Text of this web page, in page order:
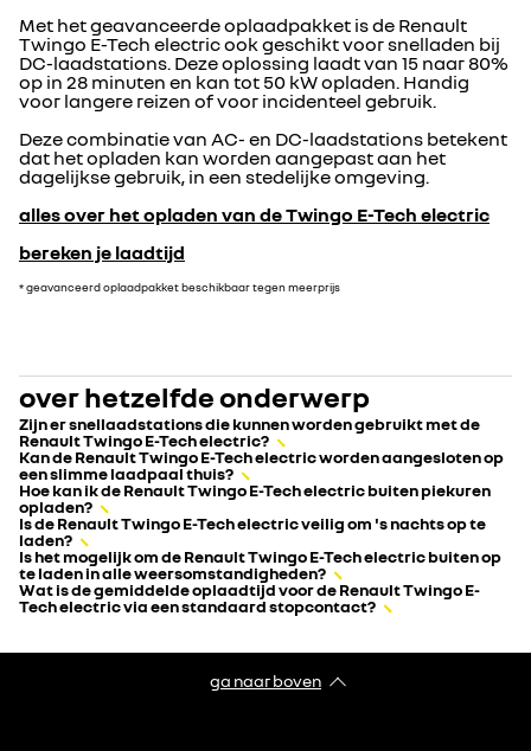
Met het geavanceerde oplaadpakket is de Renault
Twingo E-Tech electric ook geschikt voor snelladen bij
DC-laadstations. Deze oplossing laadt van 15 naar 80%
op in 28 minuten en kan tot 50 kW opladen. Handig
voor langere reizen of voor incidenteel gebruik.
Deze combinatie van AC- en DC-laadstations betekent
dat het opladen kan worden aangepast aan het
dagelijkse gebruik, in een stedelijke omgeving.
alles over het opladen van de Twingo E-Tech electric
bereken je laadtijd
* geavanceerd oplaadpakket beschikbaar tegen meerprijs
over hetzelfde onderwerp
Zijn er snellaadstations die kunnen worden gebruikt met de
Renault Twingo E-Tech electric?
Kan de Renault Twingo E-Tech electric worden aangesloten op
een slimme laadpaal thuis?
Hoe kan ik de Renault Twingo E-Tech electric buiten piekuren
opladen?
Is de Renault Twingo E-Tech electric veilig om 's nachts op te
laden?
Is het mogelijk om de Renault Twingo E-Tech electric buiten op
te laden in alle weersomstandigheden?
Wat is de gemiddelde oplaadtijd voor de Renault Twingo E-
Tech electric via een standaard stopcontact?
ga naar boven